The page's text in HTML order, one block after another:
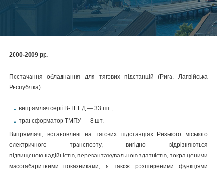
2000-2009 рр.
Постачання обладнання для тягових підстанцій (Рига, Латвійська
Республіка):
випрямляч серії В-ТПЕД — 33 шт.;
трансформатор ТМПУ — 8 шт.
Випрямлячі, встановлені на тягових підстанціях Ризького міського
електричного транспорту, вигідно відрізняються
підвищеною надійністю, перевантажувальною здатністю, покращеними
масогабаритними показниками, а також розширеними функціями